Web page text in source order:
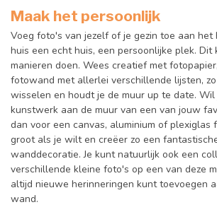
Maak het persoonlijk
Voeg foto's van jezelf of je gezin toe aan het
huis een echt huis, een persoonlijke plek. Dit
manieren doen. Wees creatief met
fotowand met allerlei verschillende lijsten,
wisselen en houdt je de muur up te date.
kunstwerk aan de muur van een van jouw
dan voor een canvas, aluminium of plexiglas
groot als je wilt en creëer zo een
wanddecoratie. Je kunt natuurlijk ook een
verschillende kleine foto's op een van deze
altijd nieuwe herinneringen kunt toevoegen
wand.